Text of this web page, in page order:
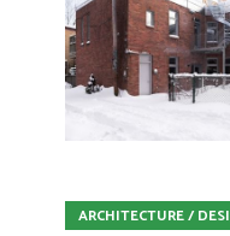
ARCHITECTURE /